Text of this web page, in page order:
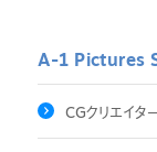
A-1 Pictures
CGクリエイ